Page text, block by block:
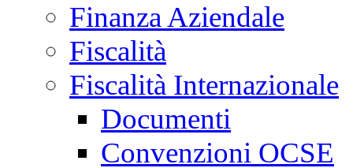
Finanza Aziendale
Fiscalità
Fiscalità Internazionale
Documenti
Convenzioni OCSE